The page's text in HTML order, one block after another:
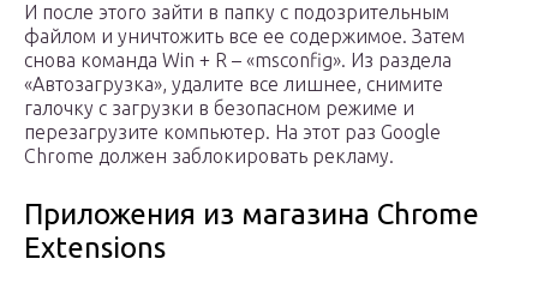
И после этого зайти в папку с подозрительным
файлом и уничтожить все ее содержимое. Затем
снова команда Win + R – «msconfig». Из раздела
«Автозагрузка», удалите все лишнее, снимите
галочку с загрузки в безопасном режиме и
перезагрузите компьютер. На этот раз Google
Chrome должен заблокировать рекламу.
Приложения из магазина Chrome
Extensions